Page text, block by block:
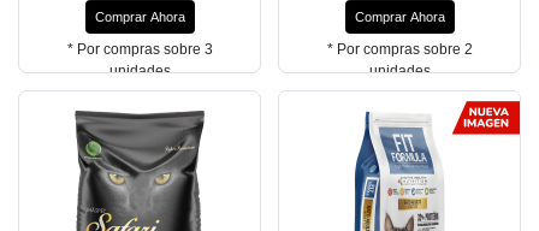
Comprar Ahora
* Por compras sobre 3
unidades
Comprar Ahora
* Por compras sobre 2
unidades